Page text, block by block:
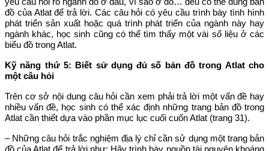
đồ của Atlat để trả lời. Các câu hỏi có yêu cầu trình bày tình hình
phát triển sản xuất hoặc quá trình phát triển của ngành này hay
ngành khác, học sinh cũng có thể tìm thấy một vài số liệu ở các
biểu đồ trong Atlat.
Kỹ năng thứ 5: Biết sử dụng đủ số bản đồ trong Atlat cho
một câu hỏi
Trên cơ sở nội dung câu hỏi cần xem phải trả lời một vấn đề hay
nhiều vấn đề, học sinh có thể xác định những trang bản đồ trong
Atlat cần thiết dựa vào phần mục lục cuối cuốn Atlat (trang 31).
– Những câu hỏi trắc nghiệm địa lý chỉ cần sử dụng một trang bản
đồ của Atlat để trả lời như: Hãy trình bày nguồn tài nguyên khoáng